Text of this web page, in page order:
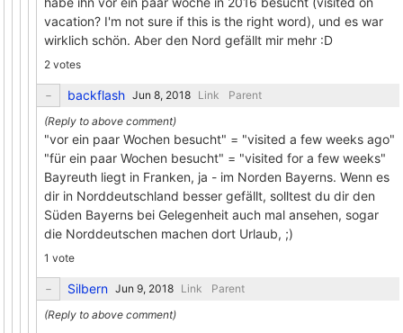
vacation? I'm not sure if this is the right word), und es war
wirklich schön. Aber den Nord gefällt mir mehr :D
2 votes
backflash Link Parent
"vor ein paar Wochen besucht" = "visited a few weeks ago"
"für ein paar Wochen besucht" = "visited for a few weeks"
Bayreuth liegt in Franken, ja - im Norden Bayerns. Wenn es
dir in Norddeutschland besser gefällt, solltest du dir den
Süden Bayerns bei Gelegenheit auch mal ansehen, sogar
die Norddeutschen machen dort Urlaub, ;)
1 vote
Silbern Link Parent